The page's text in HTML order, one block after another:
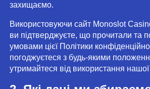
захищаємо.
Використовуючи сайт Monoslot
ви підтверджуєте, що прочитали та
умовами цієї Політики
погоджуєтеся з будь-якими
утримайтеся від використання